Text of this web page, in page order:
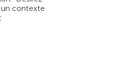
un contexte